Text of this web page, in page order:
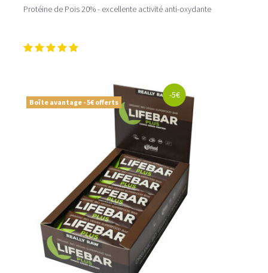
Protéine de Pois 20% - excellente activité anti-oxydante
Boîte avantage - 5€ offerts
-5€